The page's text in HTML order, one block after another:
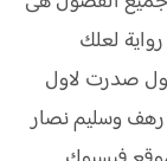
لعلك
صدرت لاول
وسليم نصار